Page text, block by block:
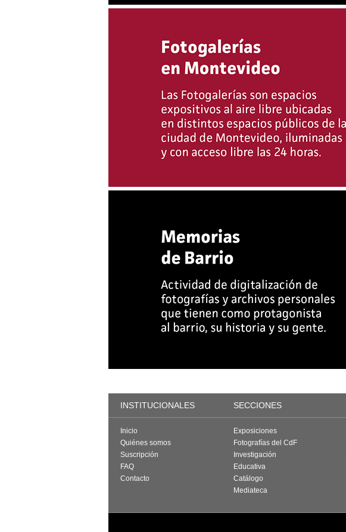
INSTITUCIONALES SECCIONES
Inicio
Quiénes somos
Suscripción
FAQ
Contacto
Exposiciones
Fotografías del CdF
Investigación
Educativa
Catálogo
Mediateca